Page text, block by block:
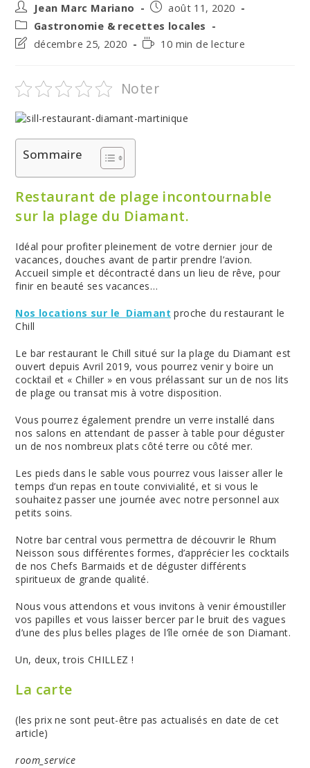
Auteur/autrice
de
la
publication :
Jean Marc Mariano
Post
published:
août 11, 2020
Post
category:
Gastronomie & recettes locales
Postdécembre 25, 2020
Temps10 min de lecture
Noter
Sommaire
Restaurant de plage incontournable
sur la plage du Diamant.
Idéal pour profiter pleinement de votre dernier jour de
vacances, douches avant de partir prendre l’avion.
Accueil simple et décontracté dans un lieu de rêve, pour
finir en beauté ses vacances…
Nos locations sur le Diamant proche du restaurant le
Chill
Le bar restaurant le Chill situé sur la plage du Diamant est
ouvert depuis Avril 2019, vous pourrez venir y boire un
cocktail et « Chiller » en vous prélassant sur un de nos lits
de plage ou transat mis à votre disposition.
Vous pourrez également prendre un verre installé dans
nos salons en attendant de passer à table pour déguster
un de nos nombreux plats côté terre ou côté mer.
Les pieds dans le sable vous pourrez vous laisser aller le
temps d’un repas en toute convivialité, et si vous le
souhaitez passer une journée avec notre personnel aux
petits soins.
Notre bar central vous permettra de découvrir le Rhum
Neisson sous différentes formes, d’apprécier les cocktails
de nos Chefs Barmaids et de déguster différents
spiritueux de grande qualité.
Nous vous attendons et vous invitons à venir émoustiller
vos papilles et vous laisser bercer par le bruit des vagues
d’une des plus belles plages de l’île ornée de son Diamant.
Un, deux, trois CHILLEZ !
La carte
(les prix ne sont peut-être pas actualisés en date de cet
article)
room_service